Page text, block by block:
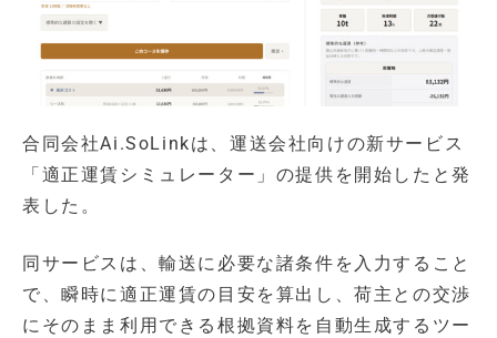
合同会社Ai.SoLinkは、運送会社向けの新サービス
「適正運賃シミュレーター」の提供を開始したと発
表した。
同サービスは、輸送に必要な諸条件を入力すること
で、瞬時に適正運賃の目安を算出し、荷主との交渉
にそのまま利用できる根拠資料を自動生成するツー